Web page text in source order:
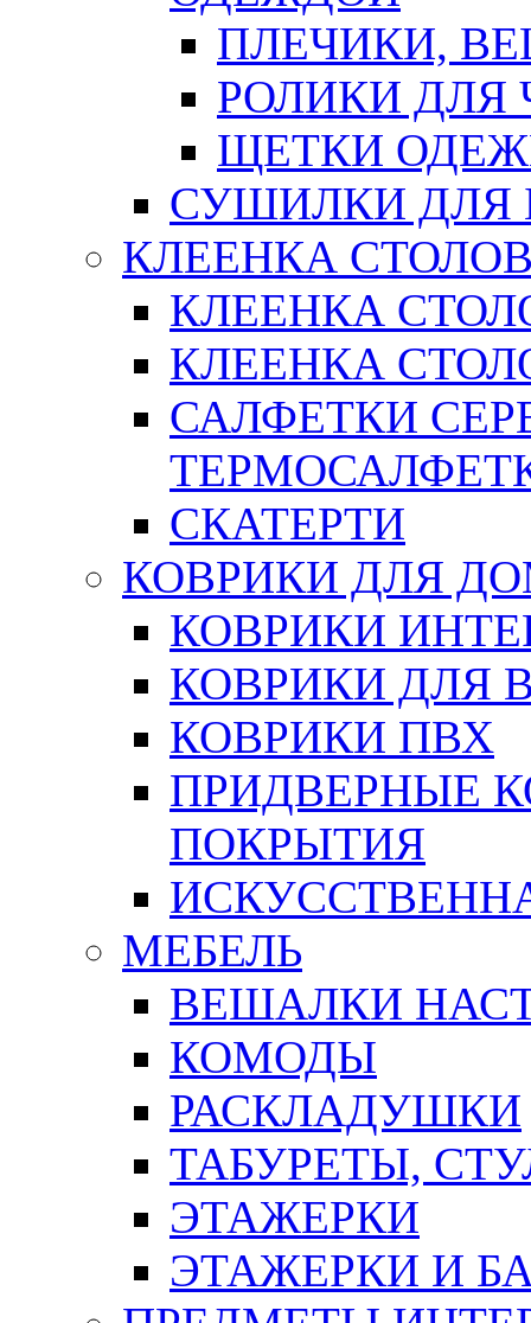
ПЛЕЧИКИ,
РОЛИКИ ДЛЯ
ЩЕТКИ
СУШИЛКИ ДЛЯ
КЛЕЕНКА
КЛЕЕНКА
КЛЕЕНКА
САЛФЕТКИ
СКАТЕРТИ
КОВРИКИ ДЛЯ
КОВРИКИ
КОВРИКИ ДЛЯ
КОВРИКИ ПВХ
ПРИДВЕРНЫЕ
ПОКРЫТИЯ
МЕБЕЛЬ
ВЕШАЛКИ
КОМОДЫ
РАСКЛАДУШКИ
ТАБУРЕТЫ,
ЭТАЖЕРКИ
ЭТАЖЕРКИ И